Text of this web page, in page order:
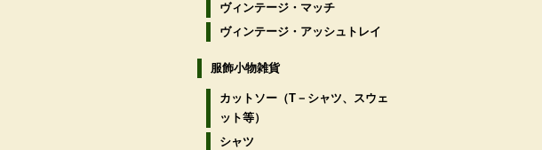
ヴィンテージ・マッチ
ヴィンテージ・アッシュトレイ
服飾小物雑貨
カットソー（T－シャツ、スウェ
ット等）
シャツ